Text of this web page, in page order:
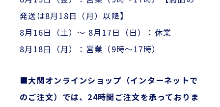
発送は8月18日（月）以降】
8月16日（土）～ 8月17日（日）：休業
8月18日（月）：営業（9時～17時）
■大関オンラインショップ（インターネットで
のご注文）では、24時間ご注文を承っておりま